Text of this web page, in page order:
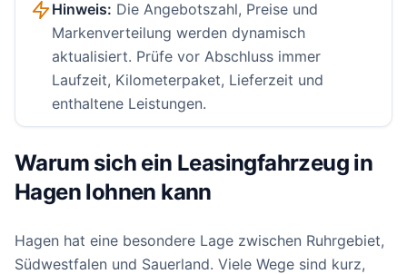
Hinweis: Die Angebotszahl, Preise und
Markenverteilung werden dynamisch
aktualisiert. Prüfe vor Abschluss immer
Laufzeit, Kilometerpaket, Lieferzeit und
enthaltene Leistungen.
Warum sich ein Leasingfahrzeug in
Hagen lohnen kann
Hagen hat eine besondere Lage zwischen Ruhrgebiet,
Südwestfalen und Sauerland. Viele Wege sind kurz,